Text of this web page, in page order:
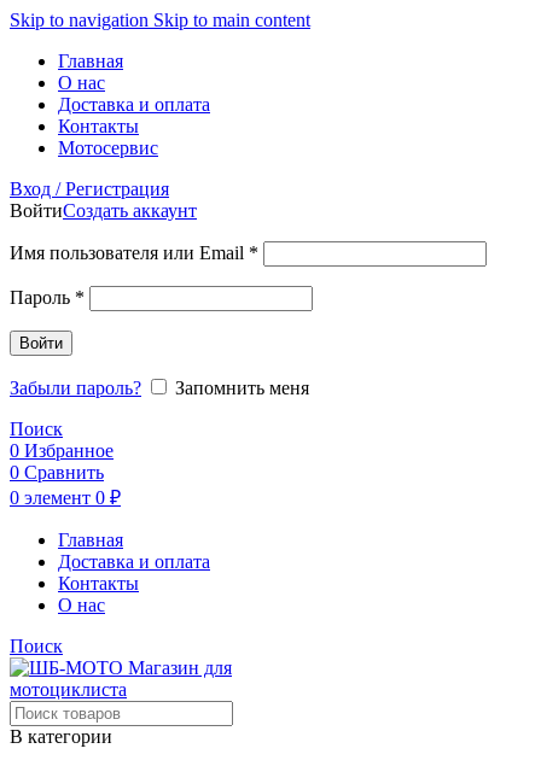
Skip to navigation Skip to main content
Главная
О нас
Доставка и оплата
Контакты
Мотосервис
Вход / Регистрация
ВойтиСоздать аккаунт
Имя пользователя или Email *
Пароль *
Войти
Забыли пароль?
Запомнить меня
Поиск
0 Избранное
0 Сравнить
0 элемент 0 ₽
Главная
Доставка и оплата
Контакты
О нас
Поиск
В категории